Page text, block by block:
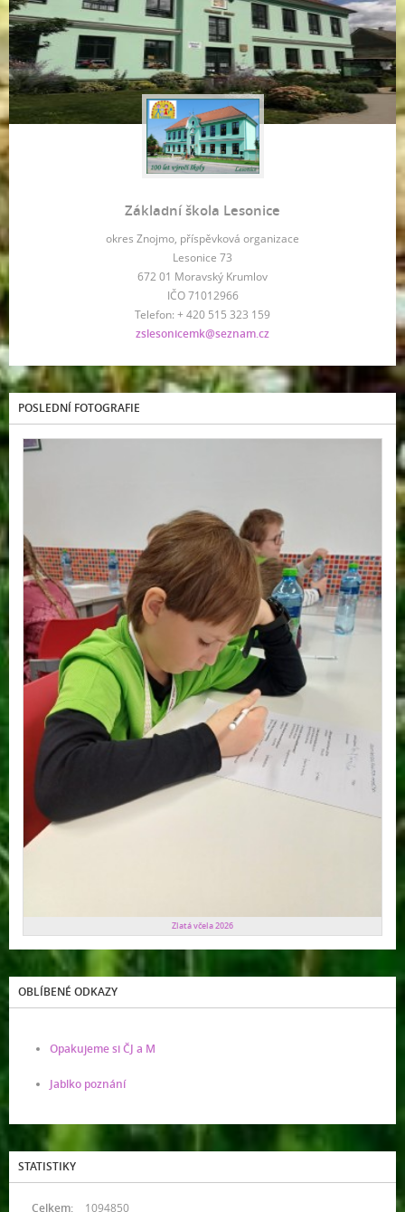
Základní škola Lesonice
okres Znojmo, příspěvková organizace
Lesonice 73
672 01 Moravský Krumlov
IČO 71012966
Telefon: + 420 515 323 159
zslesonicemk@seznam.cz
POSLEDNÍ FOTOGRAFIE
Zlatá včela 2026
OBLÍBENÉ ODKAZY
Opakujeme si ČJ a M
Jablko poznání
STATISTIKY
Celkem: 1094850